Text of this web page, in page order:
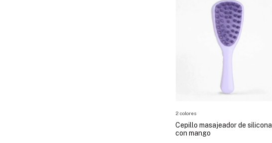
Cepillo masajeador de silicona
con mango
2 colores